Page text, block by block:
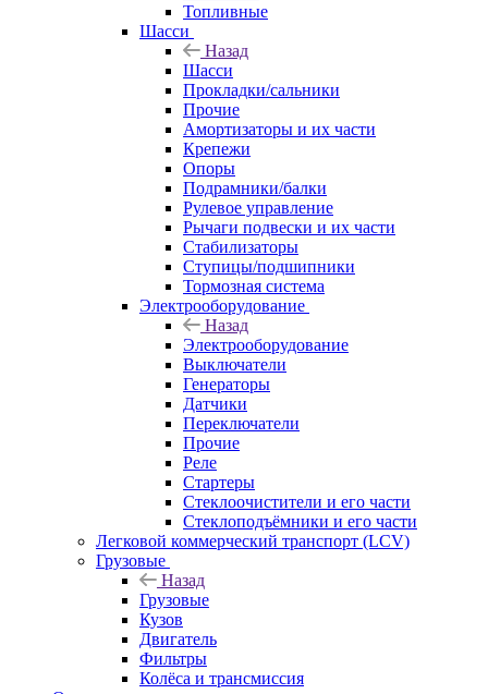
Топливные
Шасси
Назад
Шасси
Прокладки/сальники
Прочие
Амортизаторы и их части
Крепежи
Опоры
Подрамники/балки
Рулевое управление
Рычаги подвески и их части
Стабилизаторы
Ступицы/подшипники
Тормозная система
Электрооборудование
Назад
Электрооборудование
Выключатели
Генераторы
Датчики
Переключатели
Прочие
Реле
Стартеры
Стеклоочистители и его части
Стеклоподъёмники и его части
Легковой коммерческий транспорт (LCV)
Грузовые
Назад
Грузовые
Кузов
Двигатель
Фильтры
Колёса и трансмиссия